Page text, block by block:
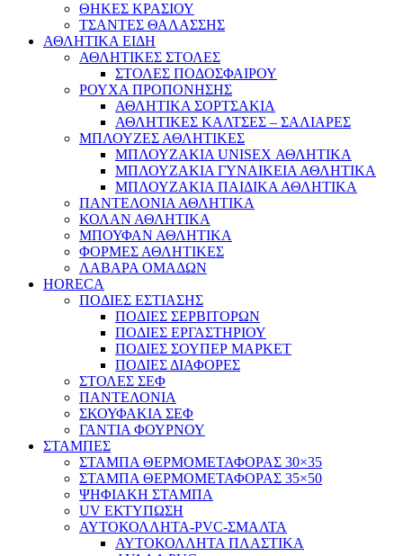
ΘΗΚΕΣ ΚΡΑΣΙΟΥ
ΤΣΑΝΤΕΣ ΘΑΛΑΣΣΗΣ
ΑΘΛΗΤΙΚΑ ΕΙΔΗ
ΑΘΛΗΤΙΚΕΣ ΣΤΟΛΕΣ
ΣΤΟΛΕΣ ΠΟΔΟΣΦΑΙΡΟΥ
ΡΟΥΧΑ ΠΡΟΠΟΝΗΣΗΣ
ΑΘΛΗΤΙΚΑ ΣΟΡΤΣΑΚΙΑ
ΑΘΛΗΤΙΚΕΣ ΚΑΛΤΣΕΣ – ΣΑΛΙΑΡΕΣ
ΜΠΛΟΥΖΕΣ ΑΘΛΗΤΙΚΕΣ
ΜΠΛΟΥΖΑΚΙΑ UNISEX ΑΘΛΗΤΙΚΑ
ΜΠΛΟΥΖΑΚΙΑ ΓΥΝΑΙΚΕΙΑ ΑΘΛΗΤΙΚΑ
ΜΠΛΟΥΖΑΚΙΑ ΠΑΙΔΙΚΑ ΑΘΛΗΤΙΚΑ
ΠΑΝΤΕΛΟΝΙΑ ΑΘΛΗΤΙΚΑ
ΚΟΛΑΝ ΑΘΛΗΤΙΚΑ
ΜΠΟΥΦΑΝ ΑΘΛΗΤΙΚΑ
ΦΟΡΜΕΣ ΑΘΛΗΤΙΚΕΣ
ΛΑΒΑΡΑ ΟΜΑΔΩΝ
HORECA
ΠΟΔΙΕΣ ΕΣΤΙΑΣΗΣ
ΠΟΔΙΕΣ ΣΕΡΒΙΤΟΡΩΝ
ΠΟΔΙΕΣ ΕΡΓΑΣΤΗΡΙΟΥ
ΠΟΔΙΕΣ ΣΟΥΠΕΡ ΜΑΡΚΕΤ
ΠΟΔΙΕΣ ΔΙΑΦΟΡΕΣ
ΣΤΟΛΕΣ ΣΕΦ
ΠΑΝΤΕΛΟΝΙΑ
ΣΚΟΥΦΑΚΙΑ ΣΕΦ
ΓΑΝΤΙΑ ΦΟΥΡΝΟΥ
ΣΤΑΜΠΕΣ
ΣΤΑΜΠΑ ΘΕΡΜΟΜΕΤΑΦΟΡΑΣ 30×35
ΣΤΑΜΠΑ ΘΕΡΜΟΜΕΤΑΦΟΡΑΣ 35×50
ΨΗΦΙΑΚΗ ΣΤΑΜΠΑ
UV ΕΚΤΥΠΩΣΗ
ΑΥΤΟΚΟΛΛΗΤΑ-PVC-ΣΜΑΛΤΑ
ΑΥΤΟΚΟΛΛΗΤΑ ΠΛΑΣΤΙΚΑ